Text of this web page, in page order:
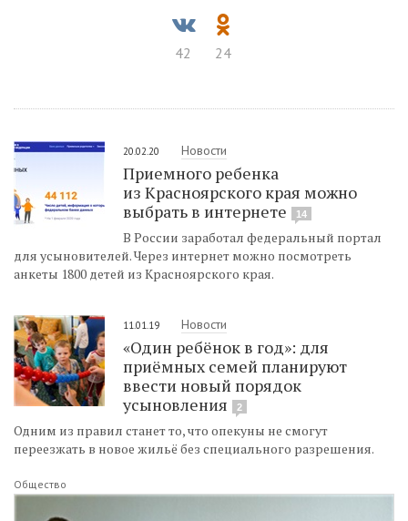
42 24
20.02.20 Новости
Приемного ребенка
из Красноярского края можно
выбрать в интернете
14
В России заработал федеральный портал
для усыновителей. Через интернет можно посмотреть
анкеты 1800 детей из Красноярского края.
11.01.19 Новости
«Один ребёнок в год»: для
приёмных семей планируют
ввести новый порядок
усыновления
2
Одним из правил станет то, что опекуны не смогут
переезжать в новое жильё без специального разрешения.
Общество